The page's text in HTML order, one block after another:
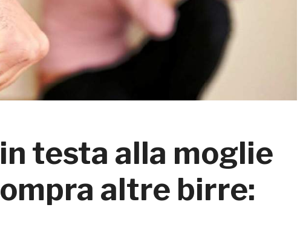
testa alla moglie
altre birre: